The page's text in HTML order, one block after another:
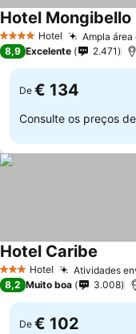
4 EstrelasHotel Ampla
Hotel Mongibello
8,9 Excelente 2.471
De € 134
Consulte os preços de
3 EstrelasHotel Atividades
Hotel Caribe
8,2 Muito boa 3.008
De € 102